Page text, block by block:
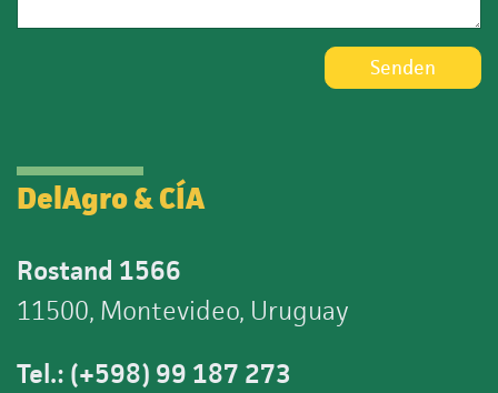
Senden
DelAgro & CÍA
Rostand 1566
11500, Montevideo, Uruguay
Tel.: (+598) 99 187 273